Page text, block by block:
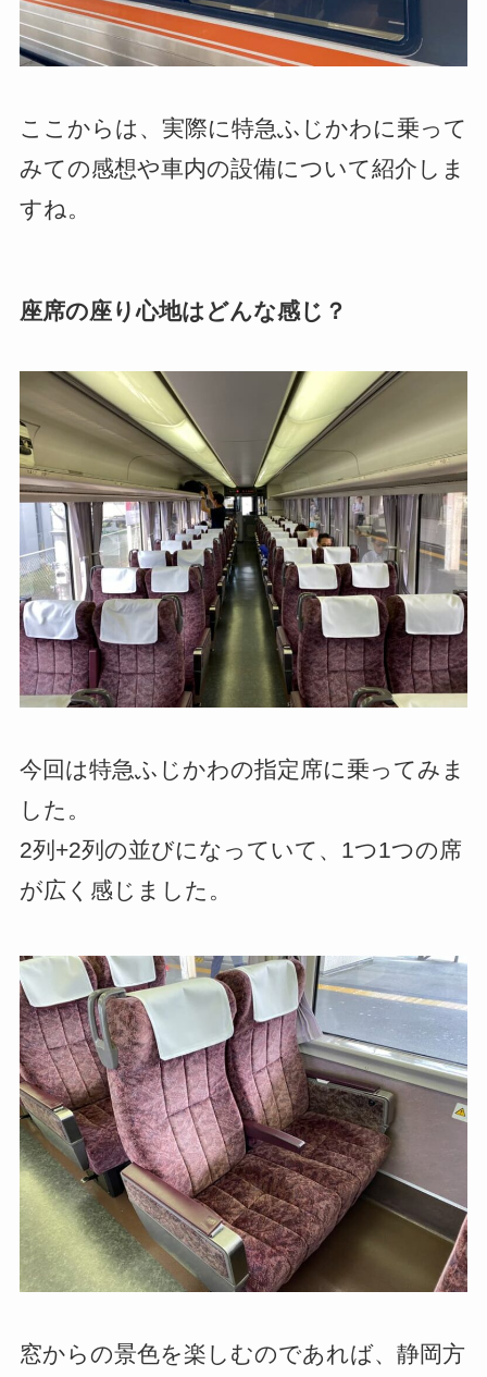
ここからは、実際に特急ふじかわに乗って
みての感想や車内の設備について紹介しま
すね。
座席の座り心地はどんな感じ？
今回は特急ふじかわの指定席に乗ってみま
した。
2列+2列の並びになっていて、1つ1つの席
が広く感じました。
窓からの景色を楽しむのであれば、静岡方